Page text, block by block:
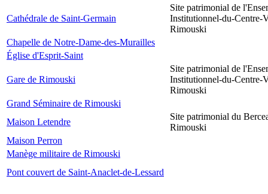
Cathédrale de Saint-Germain
Site patrimonial de
Institutionnel-du-Centre-
Rimouski
Chapelle de Notre-Dame-des-Murailles
Église d'Esprit-Saint
Gare de Rimouski
Site patrimonial de
Institutionnel-du-Centre-
Rimouski
Grand Séminaire de Rimouski
Maison Letendre
Site patrimonial du
Rimouski
Maison Perron
Manège militaire de Rimouski
Pont couvert de Saint-Anaclet-de-Lessard